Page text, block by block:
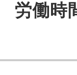
働時